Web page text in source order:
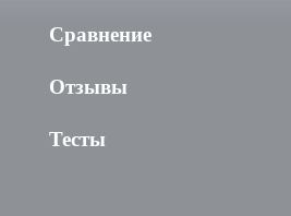
Сравнение
Отзывы
Тесты